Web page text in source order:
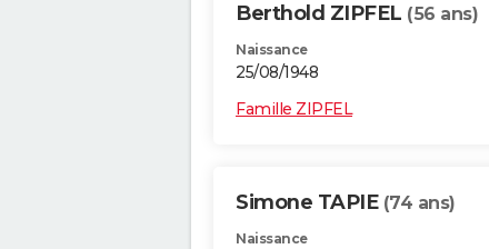
Berthold ZIPFEL (56 ans)
Naissance
25/08/1948
Famille ZIPFEL
Simone TAPIE (74 ans)
Naissance